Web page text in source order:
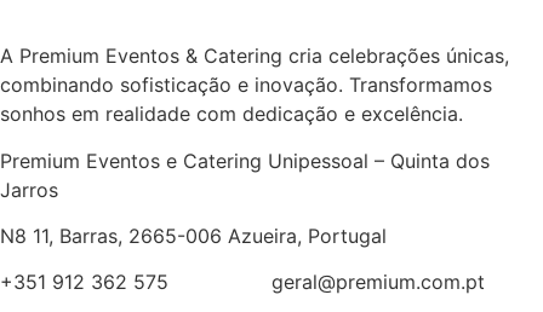
A Premium Eventos & Catering cria celebrações únicas,
combinando sofisticação e inovação. Transformamos
sonhos em realidade com dedicação e excelência.
Premium Eventos e Catering Unipessoal – Quinta dos
Jarros
N8 11, Barras, 2665-006 Azueira, Portugal
+351 912 362 575 geral@premium.com.pt